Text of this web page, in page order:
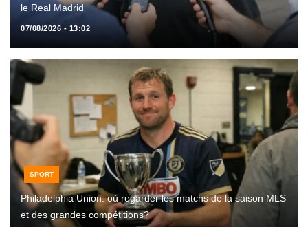
le Real Madrid
07/08/2026 - 13:02
SPORT
Philadelphia Union: où regarder les matchs de la saison MLS
et des grandes compétitions?